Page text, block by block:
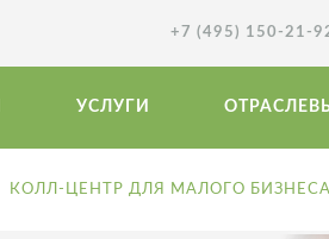
+7 (495) 150-21-
УСЛУГИ
КОЛЛ-ЦЕНТР ДЛЯ МАЛОГО БИЗНЕСА